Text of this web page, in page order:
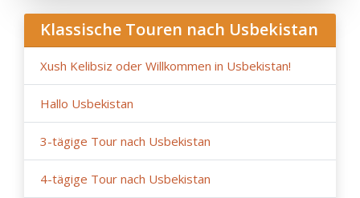
buchen, falls in den angegebenen Hotels keine Zimmer
mehr verfügbar sind.
- Anur Tour haftet nicht für höhere Gewalt
(Wetterbedingungen während der Reise, Reparatur-
und Sanierungsarbeiten an bestimmten
Straßenabschnitten, behördliche Beschränkungen).
Klassische Touren nach Usbekistan
Xush Kelibsiz oder Willkommen in Usbekistan!
Hallo Usbekistan
3-tägige Tour nach Usbekistan
4-tägige Tour nach Usbekistan